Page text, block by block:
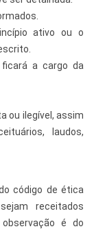
ativo ou o
a cargo da
ou ilegível, assim
laudos,
código de ética
receitados
é do